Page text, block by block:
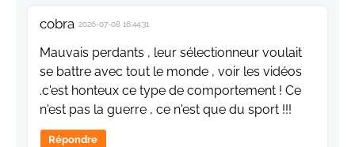
cobra 2026-07-08 16:44:31
Mauvais perdants , leur sélectionneur voulait
se battre avec tout le monde , voir les vidéos
.c'est honteux ce type de comportement ! Ce
n'est pas la guerre , ce n'est que du sport !!!
Répondre